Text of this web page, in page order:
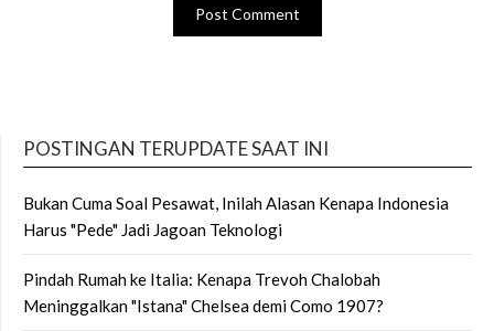
POSTINGAN TERUPDATE SAAT INI
Bukan Cuma Soal Pesawat, Inilah Alasan Kenapa Indonesia
Harus "Pede" Jadi Jagoan Teknologi
Pindah Rumah ke Italia: Kenapa Trevoh Chalobah
Meninggalkan "Istana" Chelsea demi Como 1907?